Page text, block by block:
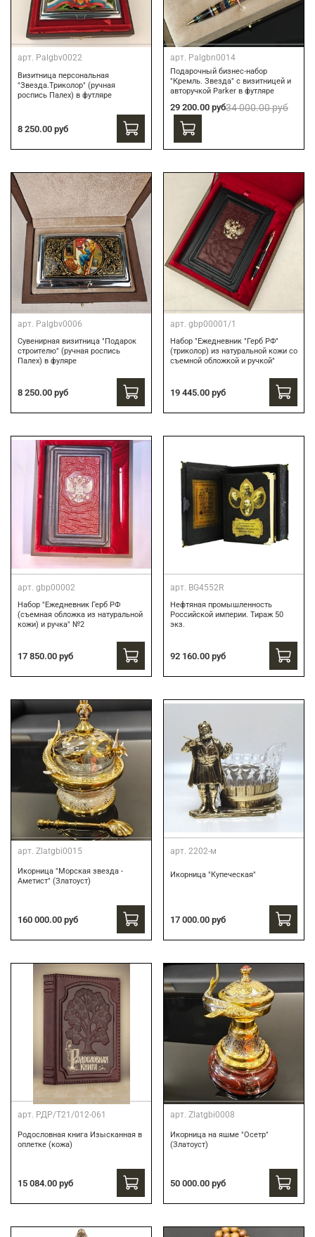
арт. Palgbv0022
Визитница персональная
"Звезда.Триколор" (ручная
роспись Палех) в футляре
8 250.00 руб
арт. Palgbn0014
Подарочный бизнес-набор
"Кремль. Звезда" с визитницей и
авторучкой Parker в футляре
29 200.00 руб34 000.00 руб
арт. Palgbv0006
Сувенирная визитница "Подарок
строителю" (ручная роспись
Палех) в фуляре
8 250.00 руб
арт. gbp00001/1
Набор "Ежедневник "Герб РФ"
(триколор) из натуральной кожи со
съемной обложкой и ручкой"
19 445.00 руб
арт. gbp00002
Набор "Ежедневник Герб РФ
(съемная обложка из натуральной
кожи) и ручка" №2
17 850.00 руб
арт. BG4552R
Нефтяная промышленность
Российской империи. Тираж 50
экз.
92 160.00 руб
арт. Zlatgbi0015
Икорница "Морская звезда -
Аметист" (Златоуст)
160 000.00 руб
арт. 2202-м
Икорница "Купеческая"
17 000.00 руб
арт. РДР/Т21/012-061
Родословная книга Изысканная в
оплетке (кожа)
15 084.00 руб
арт. Zlatgbi0008
Икорница на яшме "Осетр"
(Златоуст)
50 000.00 руб